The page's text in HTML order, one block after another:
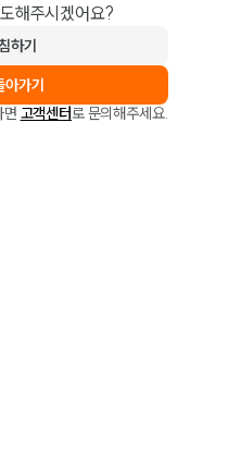
해주시겠어요?
하기
아가기
면 고객센터로 문의해주세요.